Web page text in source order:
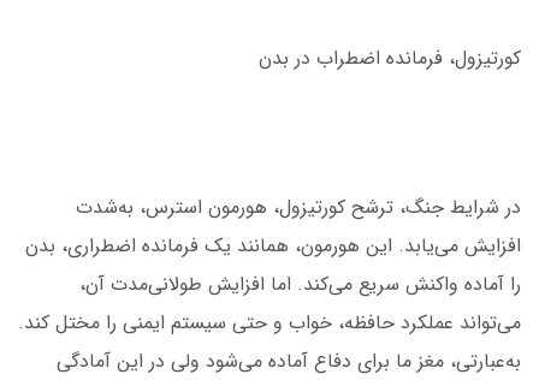
کورتیزول، فرمانده اضطراب در بدن
در شرایط جنگ، ترشح کورتیزول، هورمون استرس، به‌شدت
افزایش می‌یابد. این هورمون، همانند یک فرمانده اضطراری، بدن
را آماده واکنش سریع می‌کند. اما افزایش طولانی‌مدت آن،
می‌تواند عملکرد حافظه، خواب و حتی سیستم ایمنی را مختل کند.
به‌عبارتی، مغز ما برای دفاع آماده می‌شود ولی در این آمادگی